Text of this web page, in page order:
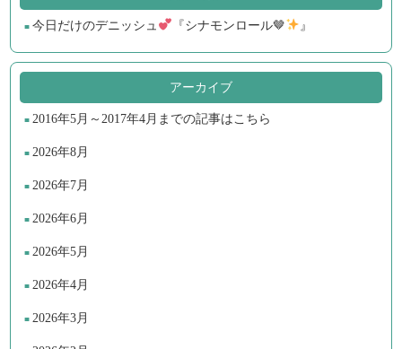
今日だけのデニッシュ 『シナモンロール🤎 』
アーカイブ
2016年5月～2017年4月までの記事はこちら
2026年8月
2026年7月
2026年6月
2026年5月
2026年4月
2026年3月